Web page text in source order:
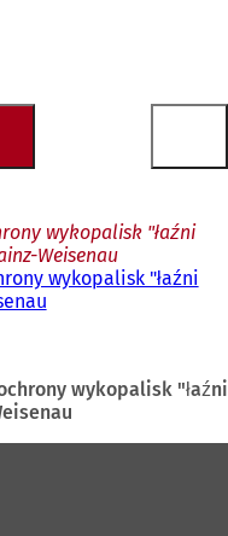
wykopalisk "łaźni
Weisenau
wykopalisk "łaźni
wykopalisk "łaźni